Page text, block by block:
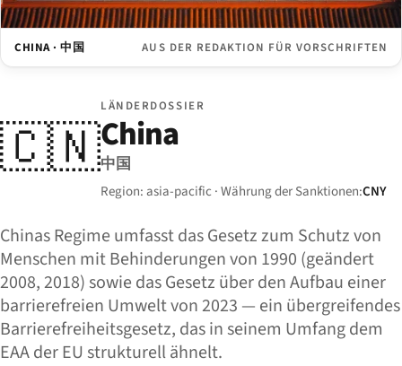
CHINA · 中国 AUS DER REDAKTION FÜR VORSCHRIFTEN
🇨🇳
LÄNDERDOSSIER
China
中国
Region: asia-pacific · Währung der Sanktionen:CNY
Chinas Regime umfasst das Gesetz zum Schutz von
Menschen mit Behinderungen von 1990 (geändert
2008, 2018) sowie das Gesetz über den Aufbau einer
barrierefreien Umwelt von 2023 — ein übergreifendes
Barrierefreiheitsgesetz, das in seinem Umfang dem
EAA der EU strukturell ähnelt.